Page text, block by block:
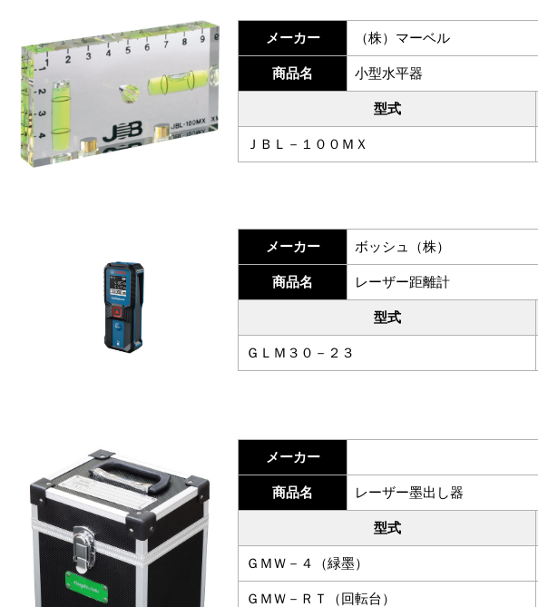
メーカー （株）マーベル
商品名 小型水平器
型式
ＪＢＬ－１００ＭＸ
メーカー ボッシュ（株）
商品名 レーザー距離計
型式
ＧＬＭ３０－２３
メーカー
商品名 レーザー墨出し器
型式
ＧＭＷ－４（緑墨）
ＧＭＷ－ＲＴ（回転台）